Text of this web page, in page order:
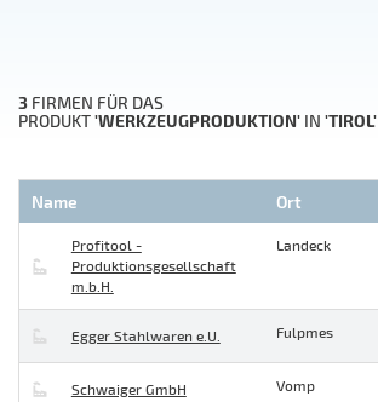
3 FIRMEN FÜR DAS
PRODUKT'WERKZEUGPRODUKTION' IN 'TIROL'
Name Ort
Profitool -
Produktionsgesellschaft
m.b.H.
Landeck
Egger Stahlwaren e.U. Fulpmes
Schwaiger GmbH Vomp